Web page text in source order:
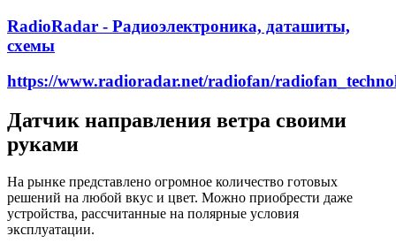
RadioRadar - Радиоэлектроника, даташиты,
схемы
https://www.radioradar.net/radiofan/
Датчик направления ветра своими
руками
На рынке представлено огромное количество готовых
решений на любой вкус и цвет. Можно приобрести даже
устройства, рассчитанные на полярные условия
эксплуатации.